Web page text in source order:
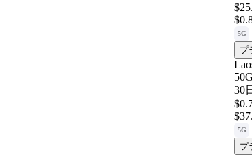
5G
プ
30
5G
プ